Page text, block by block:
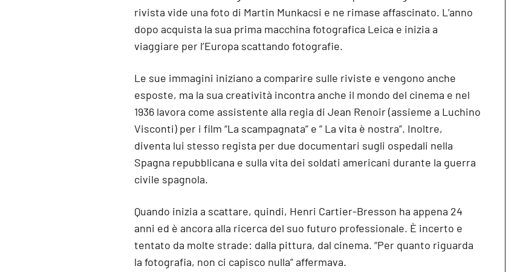
rivista vide una foto di Martin Munkacsi e ne rimase affascinato. L’anno
dopo acquista la sua prima macchina fotografica Leica e inizia a
viaggiare per l’Europa scattando fotografie.
Le sue immagini iniziano a comparire sulle riviste e vengono anche
esposte, ma la sua creatività incontra anche il mondo del cinema e nel
1936 lavora come assistente alla regia di Jean Renoir (assieme a Luchino
Visconti) per i film “La scampagnata” e ” La vita è nostra”. Inoltre,
diventa lui stesso regista per due documentari sugli ospedali nella
Spagna repubblicana e sulla vita dei soldati americani durante la guerra
civile spagnola.
Quando inizia a scattare, quindi, Henri Cartier-Bresson ha appena 24
anni ed è ancora alla ricerca del suo futuro professionale. È incerto e
tentato da molte strade: dalla pittura, dal cinema. “Per quanto riguarda
la fotografia, non ci capisco nulla” affermava.